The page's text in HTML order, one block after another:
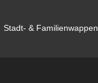
Stadt- & Familienwappen